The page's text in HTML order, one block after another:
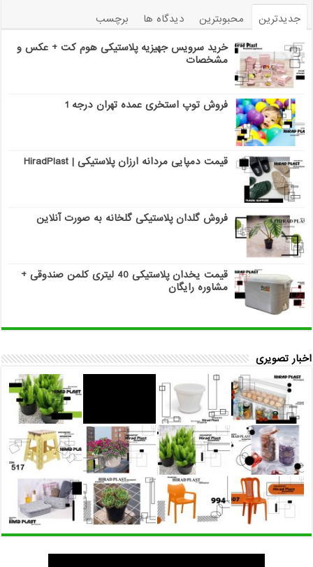
جدیدترین محبوبترین دیدگاه ها
برچسب
خرید سرویس جهیزیه پلاستیکی هوم کت + عکس و
مشخصات
فروش توپ استخری عمده تهران درجه 1
قیمت دمپایی مردانه ارزان پلاستیکی | HiradPlast
فروش گلدان پلاستیکی گلخانه به صورت آنلاین
قیمت یخدان پلاستیکی 40 لیتری کلمن صندوقی +
مشاوره رایگان
اخبار تصویری